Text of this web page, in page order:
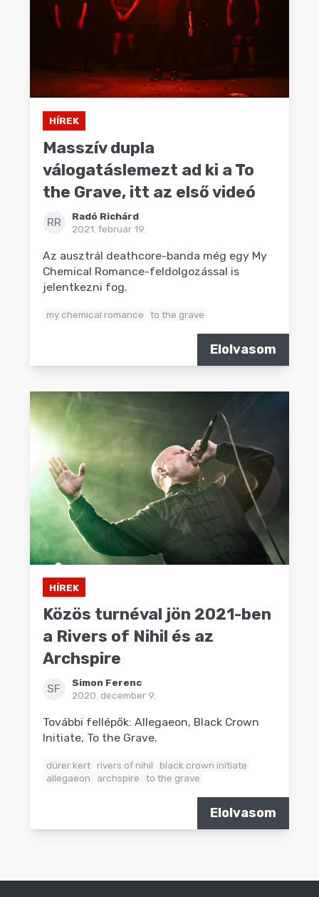
HÍREK
Masszív dupla
válogatáslemezt ad ki a To
the Grave, itt az első videó
RR
Radó Richárd
2021. február 19.
Az ausztrál deathcore-banda még egy My
Chemical Romance-feldolgozással is
jelentkezni fog.
my chemical romance to the grave
Elolvasom
HÍREK
Közös turnéval jön 2021-ben
a Rivers of Nihil és az
Archspire
SF
Simon Ferenc
2020. december 9.
További fellépők: Allegaeon, Black Crown
Initiate, To the Grave.
dürer kert rivers of nihil
black crown initiate
allegaeon
archspire to the grave
Elolvasom